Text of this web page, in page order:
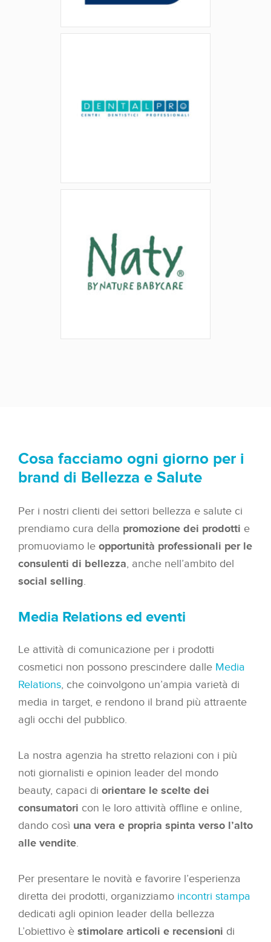
Cosa facciamo ogni giorno per i
brand di Bellezza e Salute
Per i nostri clienti dei settori bellezza e salute ci
prendiamo cura della promozione dei prodotti e
promuoviamo le opportunità professionali per le
consulenti di bellezza, anche nell’ambito del
social selling.
Media Relations ed eventi
Le attività di comunicazione per i prodotti
cosmetici non possono prescindere dalle Media
Relations, che coinvolgono un’ampia varietà di
media in target, e rendono il brand più attraente
agli occhi del pubblico.
La nostra agenzia ha stretto relazioni con i più
noti giornalisti e opinion leader del mondo
beauty, capaci di orientare le scelte dei
consumatori con le loro attività offline e online,
dando così una vera e propria spinta verso l’alto
alle vendite.
Per presentare le novità e favorire l’esperienza
diretta dei prodotti, organizziamo incontri stampa
dedicati agli opinion leader della bellezza
L’obiettivo è stimolare articoli e recensioni di